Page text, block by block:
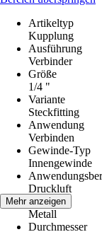
Artikeltyp
Kupplung
Ausführung
Verbinder
Größe
1/4 "
Variante
Steckfitting
Anwendung
Verbinden
Gewinde-Typ
Innengewinde
Druckluft
Material
Metall
Durchmesser
Mehr anzeigen